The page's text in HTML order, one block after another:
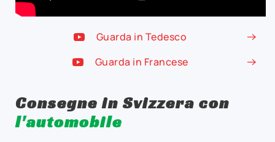
Guarda in Tedesco
Guarda in Francese
Consegne in Svizzera con
l'automobile